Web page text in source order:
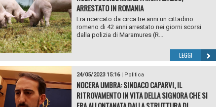
ARRESTATO IN ROMANIA
Era ricercato da circa tre anni un cittadino
romeno di 42 anni arrestato nei giorni scorsi
dalla polizia di Maramures (R...
LEGGI
24/05/2023 15:16| Politica
NOCERA UMBRA: SINDACO CAPARVI, IL
RITROVAMENTO IN VITA DELLA SIGNORA CHE SI